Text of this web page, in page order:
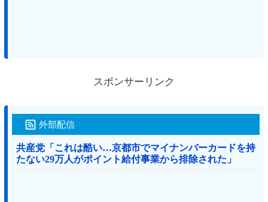
スポンサーリンク
外部配信
共産党「これは酷い…京都市でマイナンバーカードを持
たない29万人がポイント給付事業から排除された」